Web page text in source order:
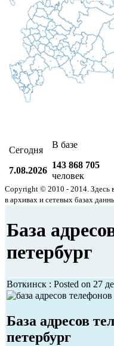
Сегодня
7.08.2026
В базе
143 868 705
человек
Copyright © 2010 - 2014. Здесь
в архивах и сетевых базах
База
петербург
Воткинск : Posted on 27
База адресов
петербург